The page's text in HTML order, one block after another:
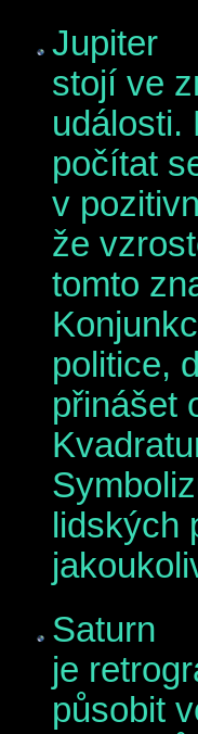
Jupiter
stojí ve
události.
počítat
v
že
tomto
politice,
přinášet
lidských
Saturn
je
působit